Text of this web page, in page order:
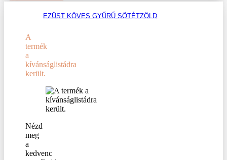
EZÜST KÖVES GYŰRŰ SÖTÉTZÖLD
A
termék
a
kívánságlistádra
került.
Nézd
meg
a
kedvenc